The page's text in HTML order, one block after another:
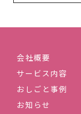
会社概要
サービス内容
おしごと事例
お知らせ